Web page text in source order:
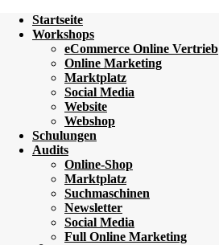
Startseite
Workshops
eCommerce Online Vertrieb
Online Marketing
Marktplatz
Social Media
Website
Webshop
Schulungen
Audits
Online-Shop
Marktplatz
Suchmaschinen
Newsletter
Social Media
Full Online Marketing